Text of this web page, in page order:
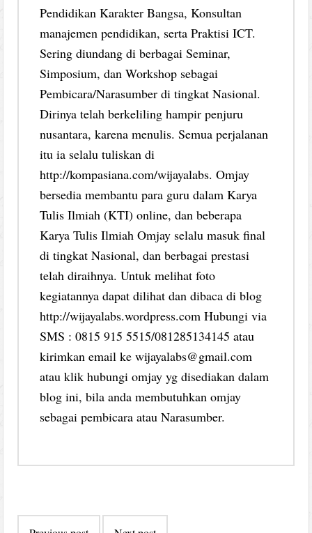
Pendidikan Karakter Bangsa, Konsultan
manajemen pendidikan, serta Praktisi ICT.
Sering diundang di berbagai Seminar,
Simposium, dan Workshop sebagai
Pembicara/Narasumber di tingkat Nasional.
Dirinya telah berkeliling hampir penjuru
nusantara, karena menulis. Semua perjalanan
itu ia selalu tuliskan di
http://kompasiana.com/wijayalabs. Omjay
bersedia membantu para guru dalam Karya
Tulis Ilmiah (KTI) online, dan beberapa
Karya Tulis Ilmiah Omjay selalu masuk final
di tingkat Nasional, dan berbagai prestasi
telah diraihnya. Untuk melihat foto
kegiatannya dapat dilihat dan dibaca di blog
http://wijayalabs.wordpress.com Hubungi via
SMS : 0815 915 5515/081285134145 atau
kirimkan email ke wijayalabs@gmail.com
atau klik hubungi omjay yg disediakan dalam
blog ini, bila anda membutuhkan omjay
sebagai pembicara atau Narasumber.